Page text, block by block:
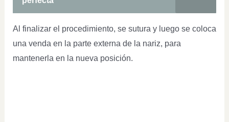
Al finalizar el procedimiento, se sutura y luego se coloca
una venda en la parte externa de la nariz, para
mantenerla en la nueva posición.